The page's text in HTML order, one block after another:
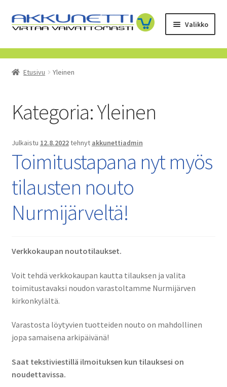
Siirry
navigointiin
Siirry
sisältöön
Valikko
Kauppa
Tietoa meistä
POISTUVAT TUOTTEET
Etusivu Yleinen
Kategoria:Yleinen
Julkaistu 12.8.2022tehnyt akkunettiadmin
Toimitustapana nyt myös
tilausten nouto
Nurmijärveltä!
Verkkokaupan noutotilaukset.
Voit tehdä verkkokaupan kautta tilauksen ja valita
toimitustavaksi noudon varastoltamme Nurmijärven
kirkonkylältä.
Varastosta löytyvien tuotteiden nouto on mahdollinen
jopa samaisena arkipäivänä!
Saat tekstiviestillä ilmoituksen kun tilauksesi on
noudettavissa.